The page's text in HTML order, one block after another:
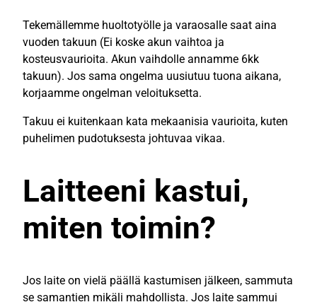
Tekemällemme huoltotyölle ja varaosalle saat aina
vuoden takuun (Ei koske akun vaihtoa ja
kosteusvaurioita. Akun vaihdolle annamme 6kk
takuun). Jos sama ongelma uusiutuu tuona aikana,
korjaamme ongelman veloituksetta.
Takuu ei kuitenkaan kata mekaanisia vaurioita, kuten
puhelimen pudotuksesta johtuvaa vikaa.
Laitteeni kastui,
miten toimin?
Jos laite on vielä päällä kastumisen jälkeen, sammuta
se samantien mikäli mahdollista. Jos laite sammui